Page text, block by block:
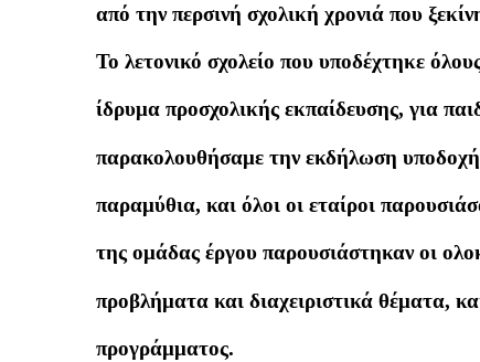
από την περσινή σχολική χρονιά που
Το λετονικό σχολείο που υποδέχτηκε
ίδρυμα προσχολικής εκπαίδευσης, για
παρακολουθήσαμε την εκδήλωση
παραμύθια, και όλοι οι εταίροι
της ομάδας έργου παρουσιάστηκαν οι
προβλήματα και διαχειριστικά θέματα,
προγράμματος.